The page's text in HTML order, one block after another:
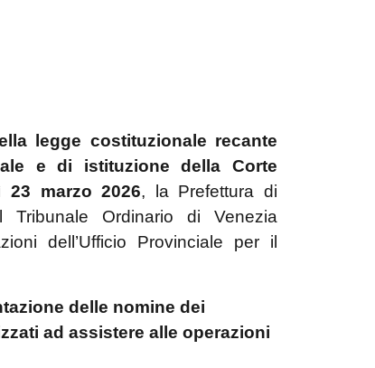
legge costituzionale recante
e di istituzione della Corte
marzo 2026, la Prefettura di
Tribunale Ordinario di Venezia
dell’Ufficio Provinciale per il
delle nomine dei
ad assistere alle operazioni